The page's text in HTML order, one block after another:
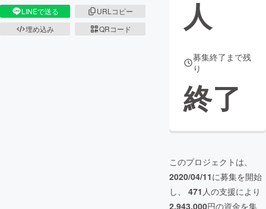
LINEで送る
URLコピー
埋め込み
QRコード
人
募集終了まで残
り
終了
このプロジェクトは、
2020/04/11に募集を開始
し、 471 人の支援により
2,943,000円の資金を集